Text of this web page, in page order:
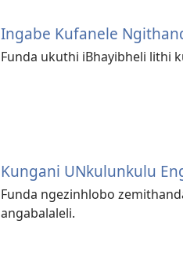
Ingabe Kufanele
Funda ukuthi iBhayibheli lithi
Kungani UNkulunkulu
Funda ngezinhlobo
angabalaleli.